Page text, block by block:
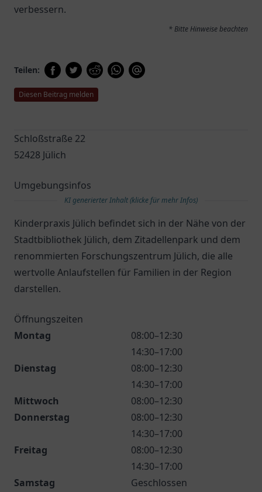
verbessern.
* Bitte Hinweise beachten
Teilen:
Diesen Beitrag melden
Schloßstraße 22
52428 Jülich
Umgebungsinfos
KI generierter Inhalt (klicke für mehr Infos)
Kinderpraxis Jülich befindet sich in der Nähe von der
Stadtbibliothek Jülich, dem Zitadellenpark und dem
renommierten Forschungszentrum Jülich, die alle
wertvolle Anlaufstellen für Familien in der Region
darstellen.
Öffnungszeiten
Montag
08:00–12:30
14:30–17:00
Dienstag
08:00–12:30
14:30–17:00
Mittwoch
08:00–12:30
Donnerstag
08:00–12:30
14:30–17:00
Freitag
08:00–12:30
14:30–17:00
Samstag
Geschlossen